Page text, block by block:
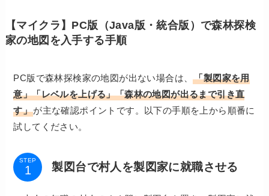
【マイクラ】PC版（Java版・統合版）で森林探検
家の地図を入手する手順
PC版で森林探検家の地図が出ない場合は、「製図家を用
意」「レベルを上げる」「森林の地図が出るまで引き直
す」が主な確認ポイントです。以下の手順を上から順番に
試してください。
STEP
製図台で村人を製図家に就職させる